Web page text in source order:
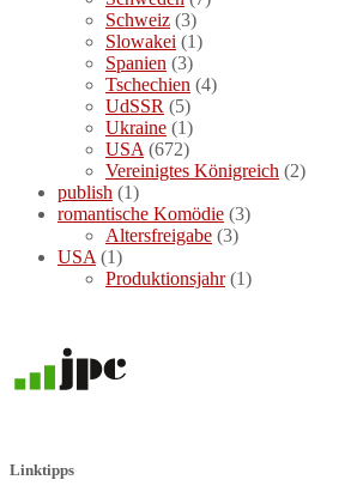
Schweiz (3)
Slowakei (1)
Spanien (3)
Tschechien (4)
UdSSR (5)
Ukraine (1)
USA (672)
Vereinigtes Königreich (2)
publish (1)
romantische Komödie (3)
Altersfreigabe (3)
USA (1)
Produktionsjahr(1)
Linktipps